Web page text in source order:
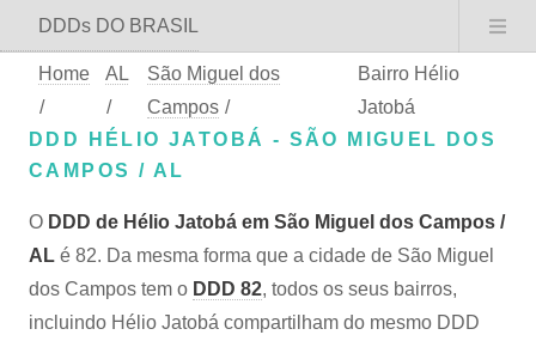
DDDs DO BRASIL
Home
/
AL
/
São Miguel dos
Campos /
Bairro Hélio
Jatobá
DDD HÉLIO JATOBÁ - SÃO MIGUEL DOS
CAMPOS / AL
O DDD de Hélio Jatobá em São Miguel dos Campos /
AL é 82. Da mesma forma que a cidade de São Miguel
dos Campos tem o DDD 82, todos os seus bairros,
incluindo Hélio Jatobá compartilham do mesmo DDD